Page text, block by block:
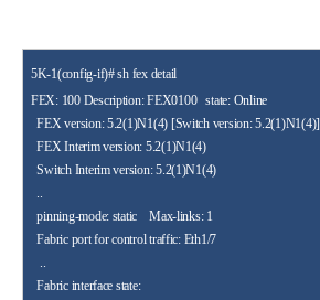
5K-1(config-if)# sh fex detail
FEX: 100 Description: FEX0100 state: Online
FEX version: 5.2(1)N1(4) [Switch version: 5.2(1)N1(4)]
FEX Interim version: 5.2(1)N1(4)
Switch Interim version: 5.2(1)N1(4)
..
pinning-mode: static
Max-links: 1
Fabric port for control traffic: Eth1/7
..
Fabric interface state: